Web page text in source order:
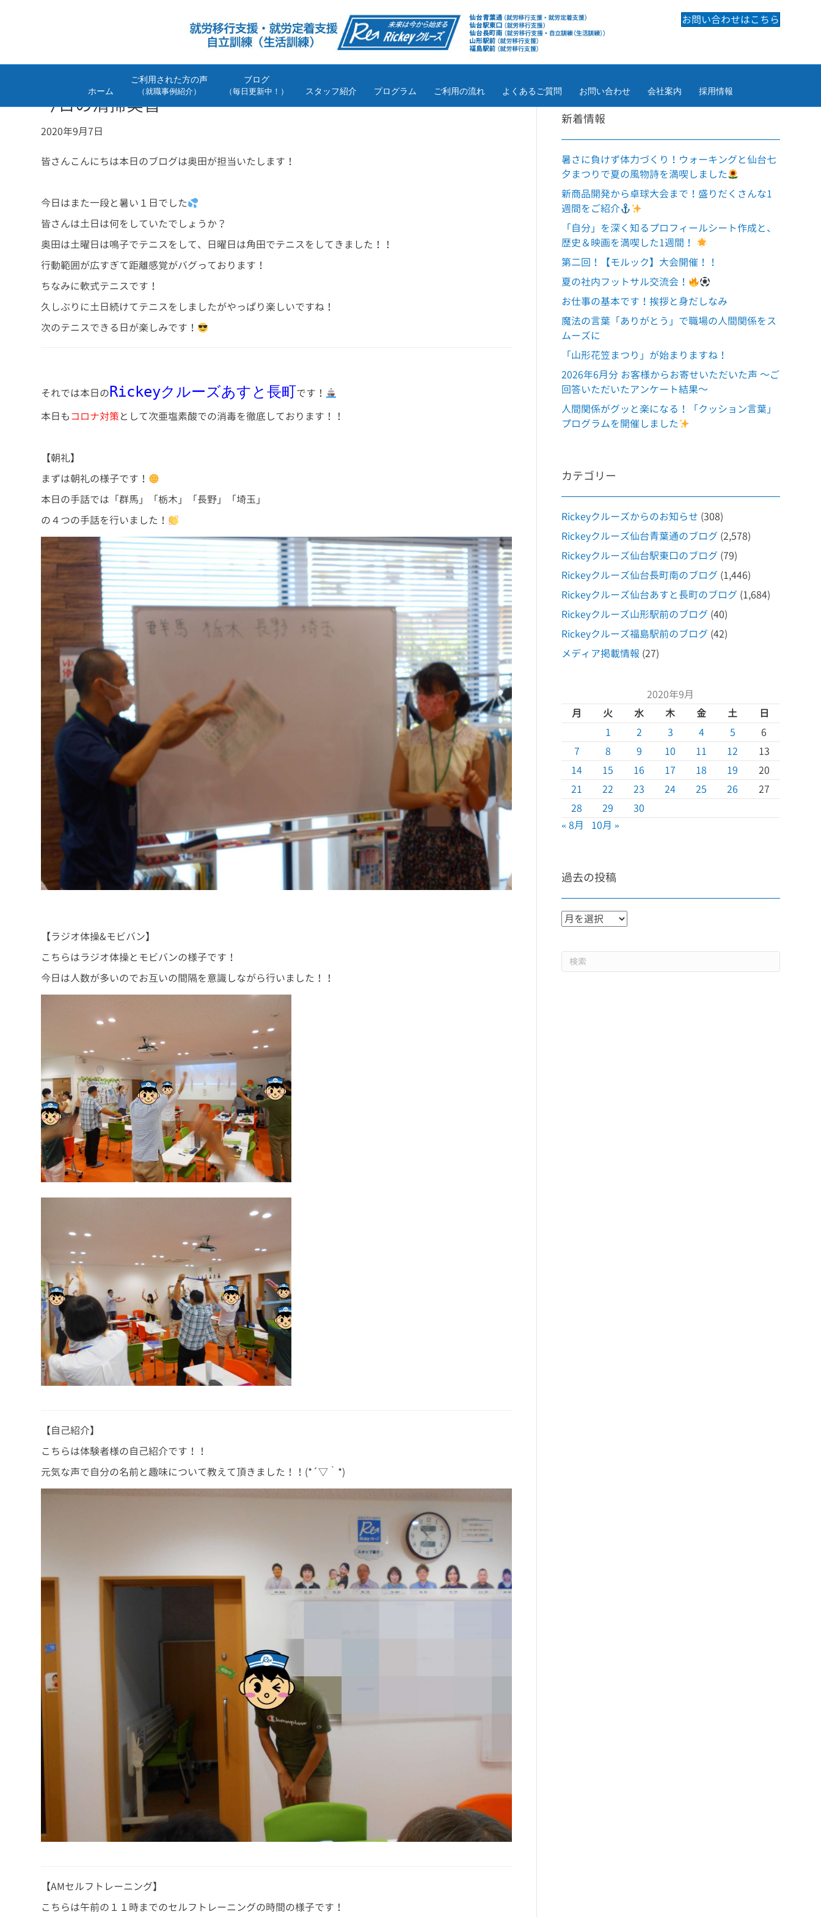
ホーム
ご利用された方の声
（就職事例紹介）
ブログ
（毎日更新中！） スタッフ紹介 プログラム ご利用の流れ よくあるご質問 お問い合わせ 会社案内 採用情報
お問い合わせはこちら
今日の清掃実習
2020年9月7日
皆さんこんにちは本日のブログは奥田が担当いたします！
今日はまた一段と暑い１日でした
皆さんは土日は何をしていたでしょうか？
奥田は土曜日は鳴子でテニスをして、日曜日は角田でテニスをしてきました！！
行動範囲が広すぎて距離感覚がバグっております！
ちなみに軟式テニスです！
久しぶりに土日続けてテニスをしましたがやっぱり楽しいですね！
次のテニスできる日が楽しみです！
それでは本日の Rickeyクルーズあすと長町です！
本日もコロナ対策として次亜塩素酸での消毒を徹底しております！！
【朝礼】
まずは朝礼の様子です！
本日の手話では「群馬」「栃木」「長野」「埼玉」
の４つの手話を行いました！
【ラジオ体操&モビバン】
こちらはラジオ体操とモビバンの様子です！
今日は人数が多いのでお互いの間隔を意識しながら行いました！！
【自己紹介】
こちらは体験者様の自己紹介です！！
元気な声で自分の名前と趣味について教えて頂きました！！(*´▽｀*)
【AMセルフトレーニング】
こちらは午前の１１時までのセルフトレーニングの時間の様子です！
新着情報
暑さに負けず体力づくり！ウォーキングと仙台七
夕まつりで夏の風物詩を満喫しました
新商品開発から卓球大会まで！盛りだくさんな1
週間をご紹介
「自分」を深く知るプロフィールシート作成と、
歴史＆映画を満喫した1週間！
第二回！【モルック】大会開催！！
夏の社内フットサル交流会！
お仕事の基本です！挨拶と身だしなみ
魔法の言葉「ありがとう」で職場の人間関係をス
ムーズに
「山形花笠まつり」が始まりますね！
2026年6月分 お客様からお寄せいただいた声 ～ご
回答いただいたアンケート結果～
人間関係がグッと楽になる！「クッション言葉」
プログラムを開催しました
カテゴリー
Rickeyクルーズからのお知らせ (308)
Rickeyクルーズ仙台青葉通のブログ (2,578)
Rickeyクルーズ仙台駅東口のブログ (79)
Rickeyクルーズ仙台長町南のブログ (1,446)
Rickeyクルーズ仙台あすと長町のブログ (1,684)
Rickeyクルーズ山形駅前のブログ (40)
Rickeyクルーズ福島駅前のブログ (42)
メディア掲載情報 (27)
2020年9月
月
火 水 木 金 土
日
1
2 3 4 5
6
7
8 9 10 11 12
13
14
15 16 17 18 19
20
21
22 23 24 25 26
27
28
29
30
« 8月
10月 »
過去の投稿
過
投